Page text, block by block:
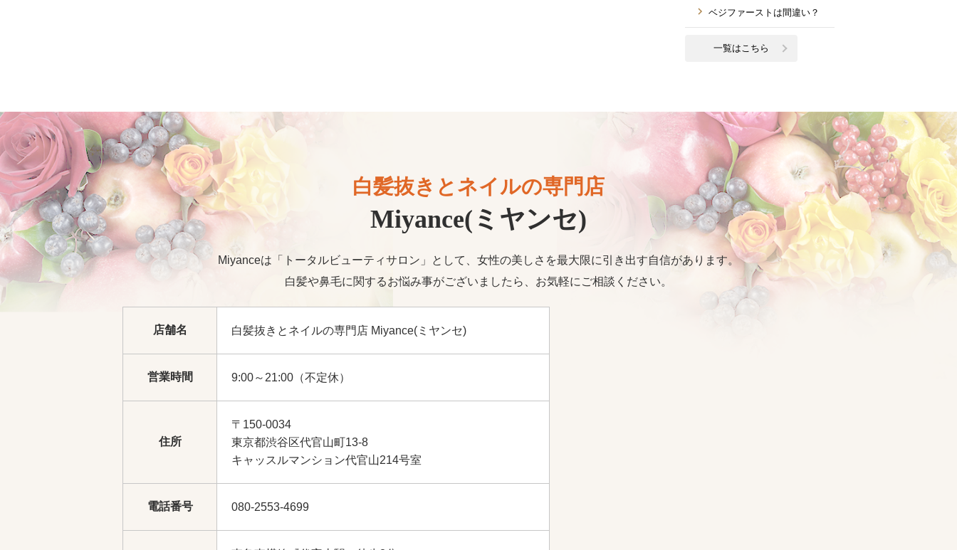
ベジファーストは間違い？
一覧はこちら
白髪抜きとネイルの専門店
Miyance(ミヤンセ)
Miyanceは「トータルビューティサロン」として、女性の美しさを最大限に引き出す自信があります。
白髪や鼻毛に関するお悩み事がございましたら、お気軽にご相談ください。
店舗名 白髪抜きとネイルの専門店 Miyance(ミヤンセ)
営業時間 9:00～21:00（不定休）
住所
〒150-0034
東京都渋谷区代官山町13-8
キャッスルマンション代官山214号室
電話番号 080-2553-4699